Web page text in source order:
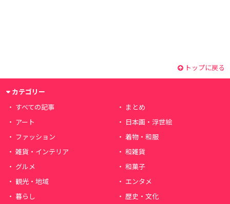
トップに戻る
カテゴリー
すべての記事
まとめ
アート
日本画・浮世絵
ファッション
着物・和服
雑貨・インテリア
和雑貨
グルメ
和菓子
観光・地域
エンタメ
暮らし
歴史・文化